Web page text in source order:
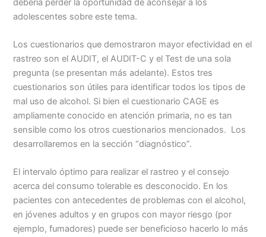
adolescentes sobre este tema.
Los cuestionarios que demostraron mayor efectividad en el
rastreo son el AUDIT, el AUDIT-C y el Test de una sola
pregunta (se presentan más adelante). Estos tres
cuestionarios son útiles para identificar todos los tipos de
mal uso de alcohol. Si bien el cuestionario CAGE es
ampliamente conocido en atención primaria, no es tan
sensible como los otros cuestionarios mencionados. Los
desarrollaremos en la sección “diagnóstico”.
El intervalo óptimo para realizar el rastreo y el consejo
acerca del consumo tolerable es desconocido. En los
pacientes con antecedentes de problemas con el alcohol,
en jóvenes adultos y en grupos con mayor riesgo (por
ejemplo, fumadores) puede ser beneficioso hacerlo lo más